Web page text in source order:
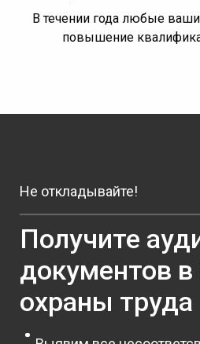
В течении года любые ваши
повышение
Не откладывайте!
Получите
документов
охраны труда